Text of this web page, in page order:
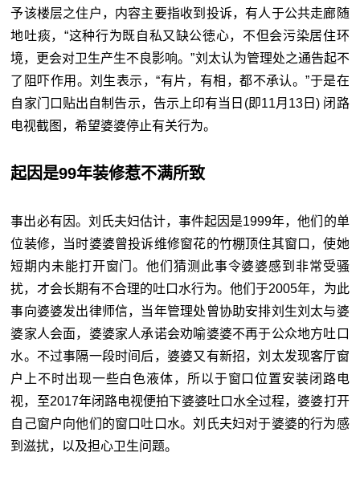
予该楼层之住户，内容主要指收到投诉，有人于公共走廊随
地吐痰，“这种行为既自私又缺公徳心，不但会污染居住环
境，更会对卫生产生不良影响。”刘太认为管理处之通告起不
了阻吓作用。刘生表示，“有片，有相，都不承认。”于是在
自家门口贴出自制告示，告示上印有当日(即11月13日) 闭路
电视截图，希望婆婆停止有关行为。
起因是99年装修惹不满所致
事出必有因。刘氏夫妇估计，事件起因是1999年，他们的单
位装修，当时婆婆曾投诉维修窗花的竹棚顶住其窗口，使她
短期内未能打开窗门。他们猜测此事令婆婆感到非常受骚
扰，才会长期有不合理的吐口水行为。他们于2005年，为此
事向婆婆发出律师信，当年管理处曾协助安排刘生刘太与婆
婆家人会面，婆婆家人承诺会劝喻婆婆不再于公众地方吐口
水。不过事隔一段时间后，婆婆又有新招，刘太发现客厅窗
户上不时出现一些白色液体，所以于窗口位置安装闭路电
视，至2017年闭路电视便拍下婆婆吐口水全过程，婆婆打开
自己窗户向他们的窗口吐口水。刘氏夫妇对于婆婆的行为感
到滋扰，以及担心卫生问题。